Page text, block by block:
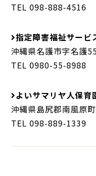
TEL 098-888-4516
指定障害福祉サービ
沖縄県名護市字名護
TEL 0980-55-8988
よいサマリヤ人保育
沖縄県島尻郡南風原
TEL 098-889-1339